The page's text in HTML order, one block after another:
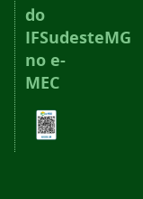
do
IFSudesteMG
no e-
MEC